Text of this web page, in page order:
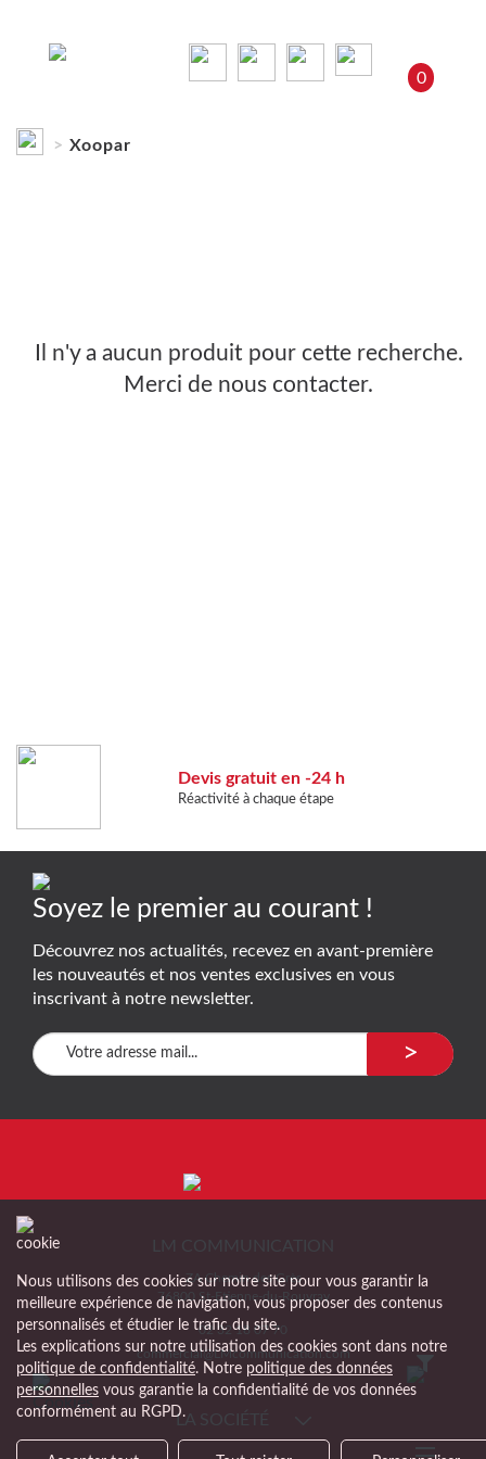
0
Xoopar
Xoopar
Il n'y a aucun produit pour cette recherche.
Merci de nous contacter.
Devis gratuit en -24 h
Réactivité à chaque étape
Soyez le premier au courant !
Découvrez nos actualités, recevez en avant-première
les nouveautés et nos ventes exclusives en vous
inscrivant à notre newsletter.
>
ZA Chemin des Grès
76800 St-Etienne-du-Rouvray
02 32 18 07 70
commercial@LMcommunication.com
LA SOCIÉTÉ
Nous utilisons des cookies sur notre site pour vous garantir la
meilleure expérience de navigation, vous proposer des contenus
personnalisés et étudier le trafic du site.
Les explications sur notre utilisation des cookies sont dans notre
politique de confidentialité. Notre politique des données
personnelles vous garantie la confidentialité de vos données
conformément au RGPD.